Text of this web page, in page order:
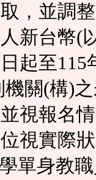
，並調
新台幣(
起至
關(構)
視報名
視實際
單身教